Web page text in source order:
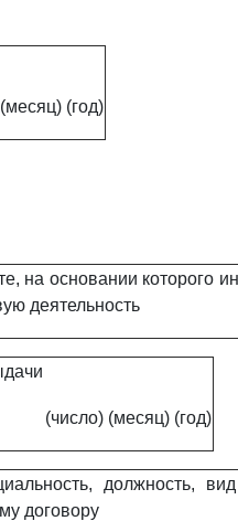
(месяц) (год)
на основании которого
деятельность
(число) (месяц) (год)
должность,
договору